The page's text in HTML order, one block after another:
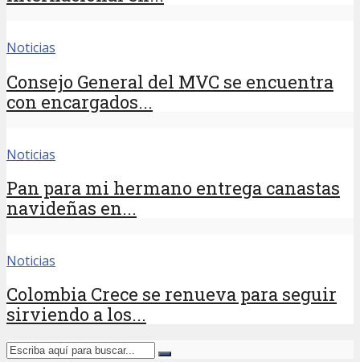
Noticias
Consejo General del MVC se encuentra
con encargados...
Noticias
Pan para mi hermano entrega canastas
navideñas en...
Noticias
Colombia Crece se renueva para seguir
sirviendo a los...